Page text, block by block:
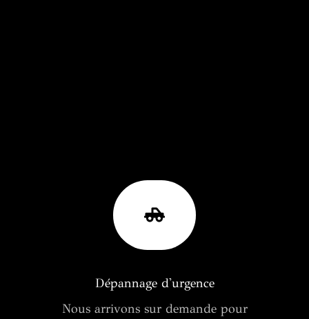
Dépannage d'urgence
Nous arrivons sur demande pour